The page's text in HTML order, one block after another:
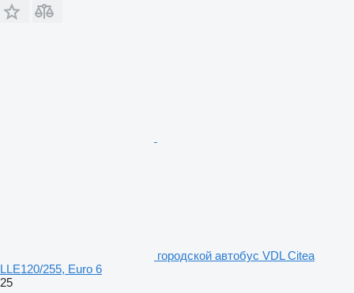
городской автобус VDL Citea
LLE120/255, Euro 6
25